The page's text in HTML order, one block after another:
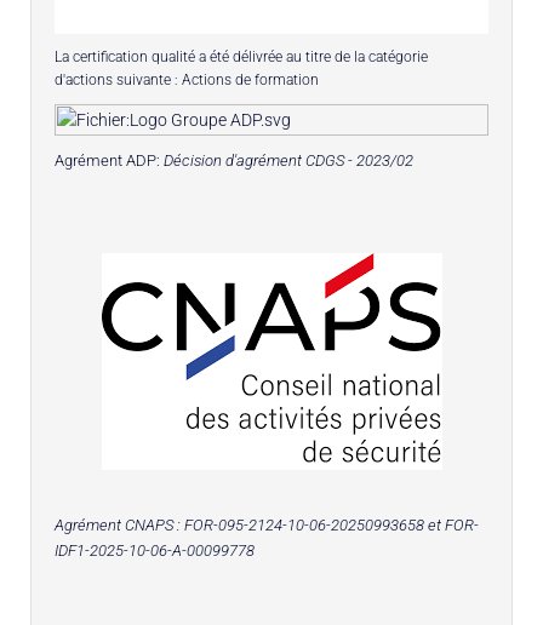
La certification qualité a été délivrée au titre de la catégorie
d'actions suivante : Actions de formation
Agrément ADP: Décision d'agrément CDGS - 2023/02
Agrément CNAPS : FOR-095-2124-10-06-20250993658 et FOR-
IDF1-2025-10-06-A-00099778